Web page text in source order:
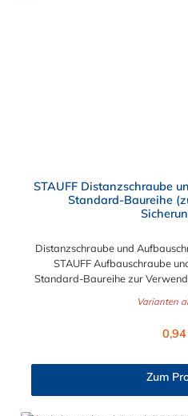
STAUFF Distanzschraube
Standard-Baureihe
Distanzschraube und
STAUFF Aufbauschraube
Standard-Baureihe zur
Distanzschraube ist zwischen
Varianten
Zum